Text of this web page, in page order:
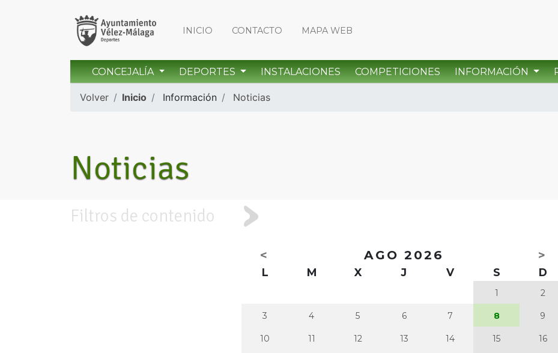
INICIO CONTACTO MAPA WEB
CONCEJALÍA DEPORTES INSTALACIONES COMPETICIONES INFORMACIÓN
Volver Inicio Información Noticias
Noticias
Filtros de contenido
< AGO 2026 >
L M X J V S D
1 2
3 4 5 6 7 8 9
10 11 12 13 14 15 16